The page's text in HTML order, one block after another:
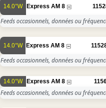
14.0°W Express AM 8
Feeds occasionnels, données ou
14.0°W Express AM 8
Feeds occasionnels, données ou
14.0°W Express AM 8
Feeds occasionnels, données ou